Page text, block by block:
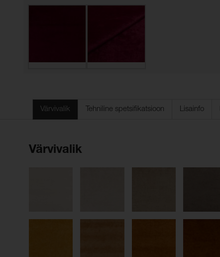
Värvivalik Tehniline spetsifikatsioon Lisainfo
Värvivalik